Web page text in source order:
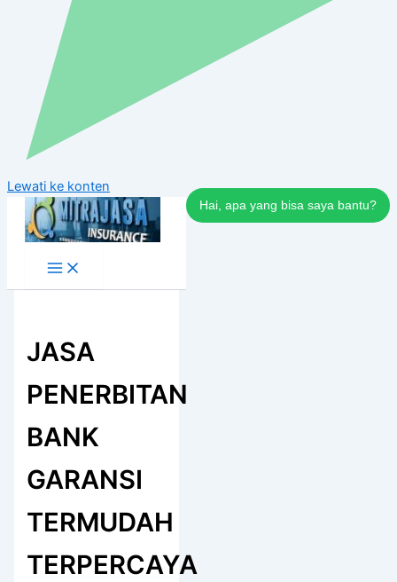
Hai, apa yang bisa saya bantu?
Lewati ke konten
JASA
PENERBITAN
BANK
GARANSI
TERMUDAH
TERPERCAYA